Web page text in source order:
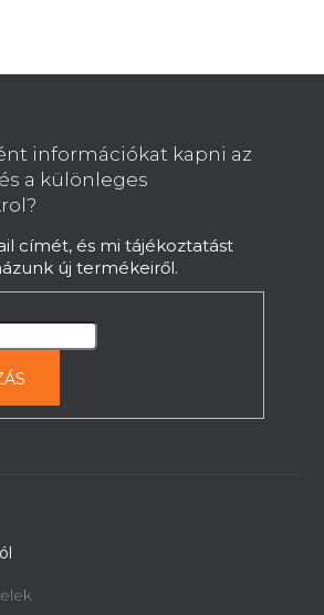
információkat kapni az
a különleges
címét, és mi tájékoztatást
új termékeiről.